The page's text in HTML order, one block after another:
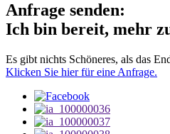
Anfrage senden:
Ich bin bereit, mehr
Es gibt nichts Schöneres, als das
Klicken Sie hier für eine Anfrage.